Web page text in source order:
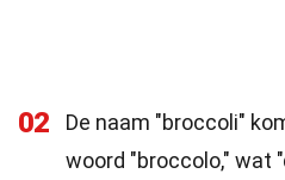
02
De naam "broccoli"
woord "broccolo," wat